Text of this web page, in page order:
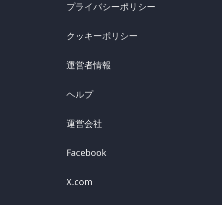
プライバシーポリシー
クッキーポリシー
運営者情報
ヘルプ
運営会社
Facebook
X.com